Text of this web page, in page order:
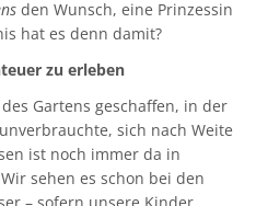
den Wunsch, eine Prinzessin
hat es denn damit?
zu erleben
Gartens geschaffen, in der
sich nach Weite
ist noch immer da in
sehen es schon bei den